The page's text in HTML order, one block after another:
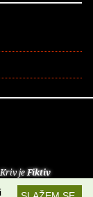
Kriv jeFiktiv